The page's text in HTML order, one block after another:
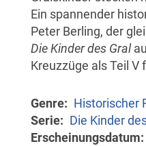
Ein spannender
Peter Berling, der
Die Kinder des Gral
Kreuzzüge als Teil V
Genre
Historischer
Serie
Die Kinder
Erscheinungsdatum